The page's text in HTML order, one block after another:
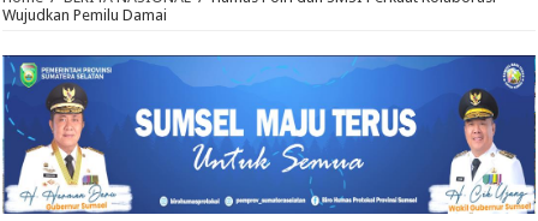
Wujudkan Pemilu Damai